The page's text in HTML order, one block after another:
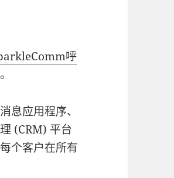
呼
息应用程序、
(CRM) 平台
个客户在所有